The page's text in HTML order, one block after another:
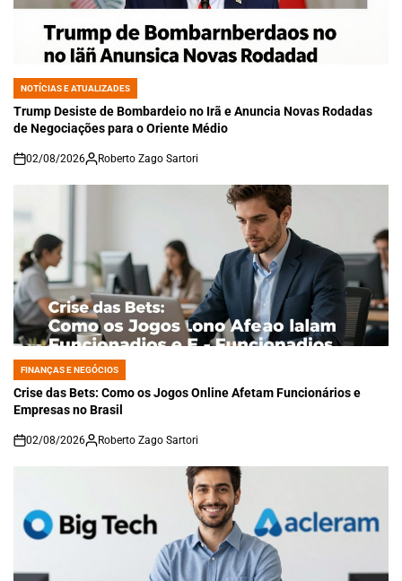
POSTED
IN
NOTÍCIAS E ATUALIZADES
Trump Desiste de Bombardeio no Irã e Anuncia Novas Rodadas
de Negociações para o Oriente Médio
on
02/08/2026 Roberto Zago Sartori
POSTED
IN
FINANÇAS E NEGÓCIOS
Crise das Bets: Como os Jogos Online Afetam Funcionários e
Empresas no Brasil
on
02/08/2026 Roberto Zago Sartori